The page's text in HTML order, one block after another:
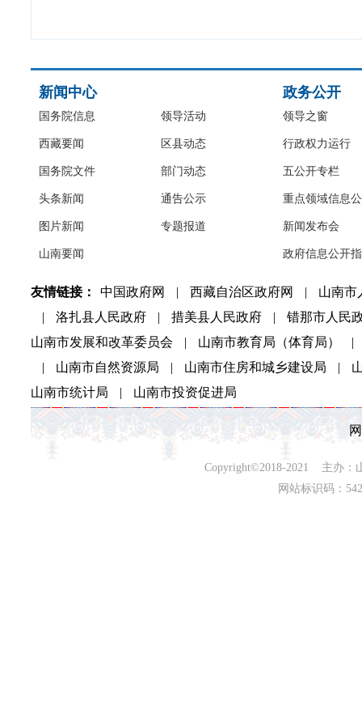
新闻中心
国务院信息
西藏要闻
国务院文件
头条新闻
图片新闻
山南要闻
领导活动
区县动态
部门动态
通告公示
专题报道
政务公开
领导之窗
行政权力运行
五公开专栏
重点领域信息
新闻发布会
政府信息公开
友情链接： 中国政府网 | 西藏自治区政府网 |
山南市
|
洛扎县人民政府 | 措美县人民政府 |
错那市人民
山南市发展和改革委员会
| 山南市教育局（体育局）
|
|
山南市自然资源局 | 山南市住房和城乡建设局 |
山南市统计局
| 山南市投资促进局
Copyright©2018-2021 主办：
网站标识码：